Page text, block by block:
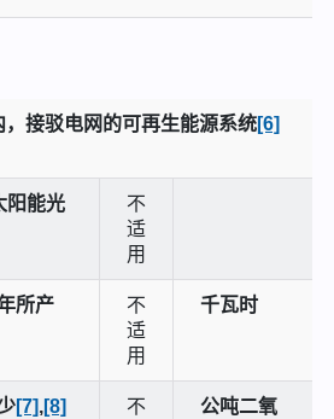
接驳电网的可再生能源系统[6]
阳能光
不
适
用
所产
不
适
用
千瓦时
[7],[8]
不
公吨二氧